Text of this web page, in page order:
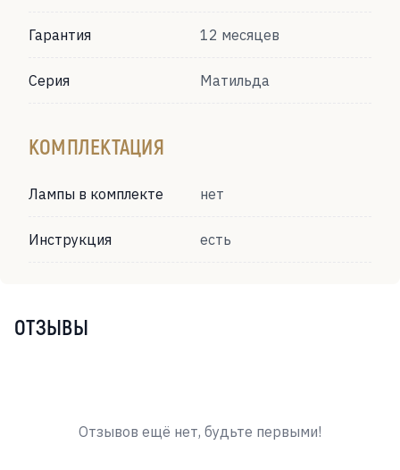
Гарантия 12 месяцев
Серия Матильда
КОМПЛЕКТАЦИЯ
Лампы в комплекте нет
Инструкция есть
ОТЗЫВЫ
Отзывов ещё нет, будьте первыми!